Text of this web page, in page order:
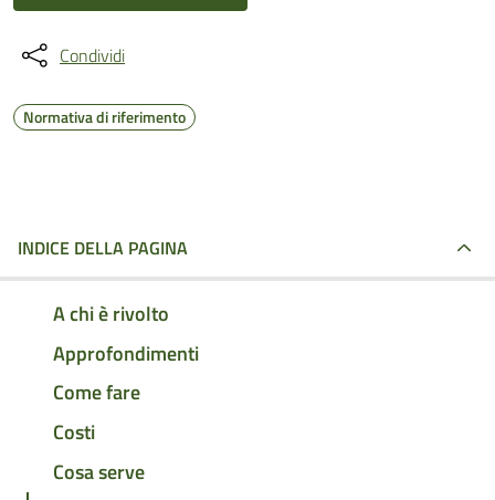
Condividi
Normativa di riferimento
INDICE DELLA PAGINA
A chi è rivolto
Approfondimenti
Come fare
Costi
Cosa serve